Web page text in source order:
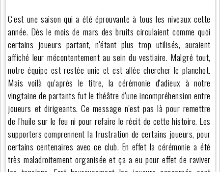
C'est une saison qui a été éprouvante à tous les niveaux cette
année. Dès le mois de mars des bruits circulaient comme quoi
certains joueurs partant, n'étant plus trop utilisés, auraient
affiché leur mécontentement au sein du vestiaire. Malgré tout,
notre équipe est restée unie et est allée chercher le planchot.
Mais voilà qu'après le titre, la cérémonie d'adieux à notre
vingtaine de partants fut le théâtre d'une incompréhension entre
joueurs et dirigeants. Ce message n'est pas là pour remettre
de l'huile sur le feu ni pour refaire le récit de cette histoire. Les
supporters comprennent la frustration de certains joueurs, pour
certains centenaires avec ce club. En effet la cérémonie a été
très maladroitement organisée et ça a eu pour effet de raviver